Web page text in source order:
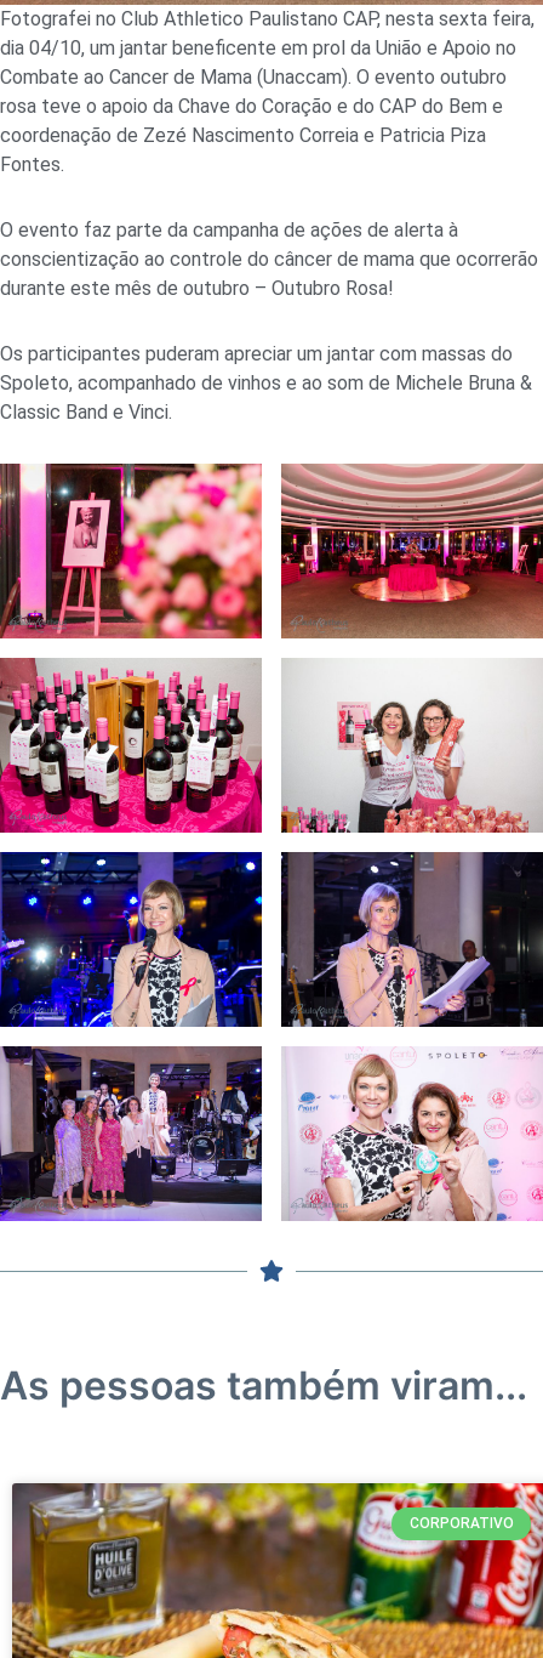
Fotografei no Club Athletico Paulistano CAP, nesta sexta feira,
dia 04/10, um jantar beneficente em prol da União e Apoio no
Combate ao Cancer de Mama (Unaccam). O evento outubro
rosa teve o apoio da Chave do Coração e do CAP do Bem e
coordenação de Zezé Nascimento Correia e Patricia Piza
Fontes.
O evento faz parte da campanha de ações de alerta à
conscientização ao controle do câncer de mama que ocorrerão
durante este mês de outubro – Outubro Rosa!
Os participantes puderam apreciar um jantar com massas do
Spoleto, acompanhado de vinhos e ao som de Michele Bruna &
Classic Band e Vinci.
As pessoas também viram...
CORPORATIVO